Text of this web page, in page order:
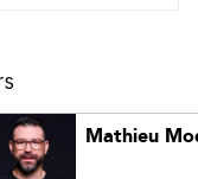
Microsoft 365
Mathieu